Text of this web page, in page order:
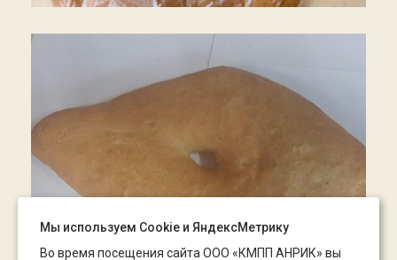
Мы используем Сookie и ЯндексМетрику
Во время посещения сайта ООО «КМПП АНРИК» вы